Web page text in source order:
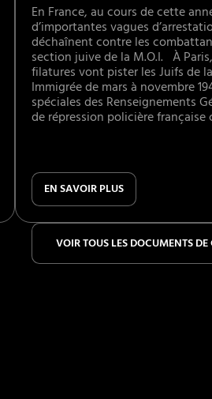
En France, au cours de cette
d’importantes vagues
déchaînent contre les
section juive de la M.O.I. À
filatures vont pister les Juifs de
Immigrée de mars à novembre
spéciales des Renseignements
de répression policière française
EN SAVOIR PLUS
VOIR TOUS LES DOCUMENTS DE